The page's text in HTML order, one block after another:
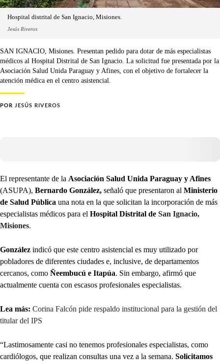
Hospital distrital de San Ignacio, Misiones.
Jesús Riveros
SAN IGNACIO, Misiones. Presentan pedido para dotar de más especialistas
médicos al Hospital Distrital de San Ignacio. La solicitud fue presentada por la
Asociación Salud Unida Paraguay y Afines, con el objetivo de fortalecer la
atención médica en el centro asistencial.
POR JESÚS RIVEROS
El representante de la Asociación Salud Unida Paraguay y Afines
(ASUPA), Bernardo González, señaló que presentaron al Ministerio
de Salud Pública una nota en la que solicitan la incorporación de más
especialistas médicos para el Hospital Distrital de San Ignacio,
Misiones.
González indicó que este centro asistencial es muy utilizado por
pobladores de diferentes ciudades e, inclusive, de departamentos
cercanos, como Ñeembucú e Itapúa. Sin embargo, afirmó que
actualmente cuenta con escasos profesionales especialistas.
Lea más: Corina Falcón pide respaldo institucional para la gestión del
titular del IPS
“Lastimosamente casi no tenemos profesionales especialistas, como
cardiólogos, que realizan consultas una vez a la semana. Solicitamos